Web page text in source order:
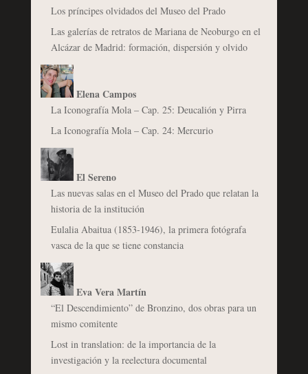
Los príncipes olvidados del Museo del Prado
Las galerías de retratos de Mariana de Neoburgo en el
Alcázar de Madrid: formación, dispersión y olvido
Elena Campos
La Iconografía Mola – Cap. 25: Deucalión y Pirra
La Iconografía Mola – Cap. 24: Mercurio
El Sereno
Las nuevas salas en el Museo del Prado que relatan la
historia de la institución
Eulalia Abaitua (1853-1946), la primera fotógrafa
vasca de la que se tiene constancia
Eva Vera Martín
“El Descendimiento” de Bronzino, dos obras para un
mismo comitente
Lost in translation: de la importancia de la
investigación y la reelectura documental